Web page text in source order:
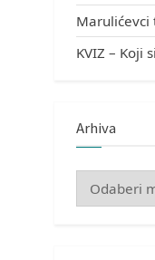
Marulićevci
KVIZ – Koji
Arhiva